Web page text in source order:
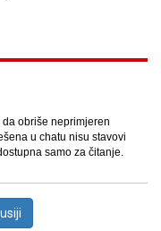
obriše neprimjeren
u chatu nisu stavovi
samo za čitanje.